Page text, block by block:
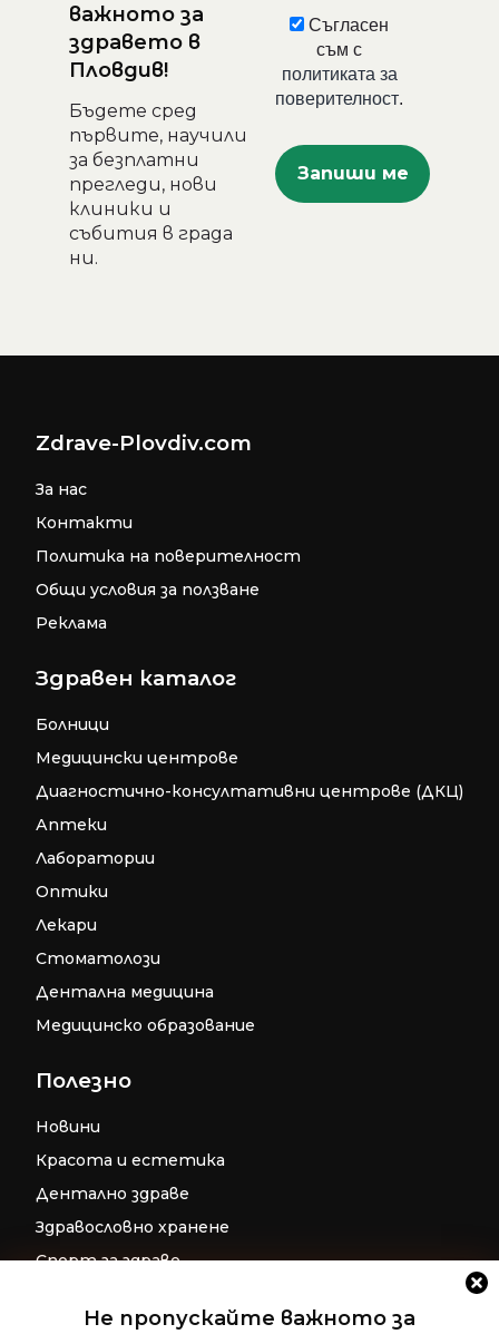
Не пропускайте важното за
важното за
здравето в
Пловдив!
Бъдете сред
първите, научили
за безплатни
прегледи, нови
клиники и
събития в града
ни.
Съгласен
съм с
политиката за
поверителност.
Zdrave-Plovdiv.com
За нас
Контакти
Политика на поверителност
Общи условия за ползване
Реклама
Здравен каталог
Болници
Медицински центрове
Диагностично-консултативни центрове (ДКЦ)
Аптеки
Лаборатории
Оптики
Лекари
Стоматолози
Дентална медицина
Медицинско образование
Полезно
Новини
Красота и естетика
Дентално здраве
Здравословно хранене
Спорт за здраве
Репродуктивно здраве